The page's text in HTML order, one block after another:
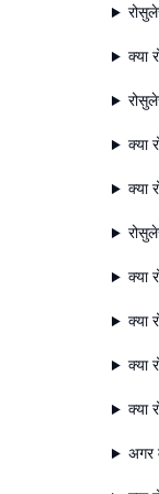
क्या
क्या
क्या
क्या
क्या
क्या
क्या
अगर